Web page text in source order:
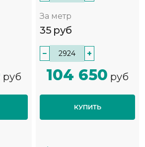
руб
За метр
35 руб
− +
104 650 руб
КУПИТЬ